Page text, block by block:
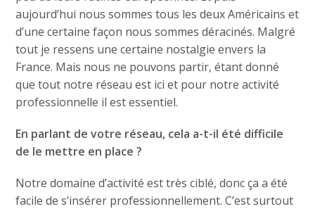
aujourd’hui nous sommes tous les deux Américains et
d’une certaine façon nous sommes déracinés. Malgré
tout je ressens une certaine nostalgie envers la
France. Mais nous ne pouvons partir, étant donné
que tout notre réseau est ici et pour notre activité
professionnelle il est essentiel.
En parlant de votre réseau, cela a-t-il été difficile
de le mettre en place ?
Notre domaine d’activité est très ciblé, donc ça a été
facile de s’insérer professionnellement. C’est surtout